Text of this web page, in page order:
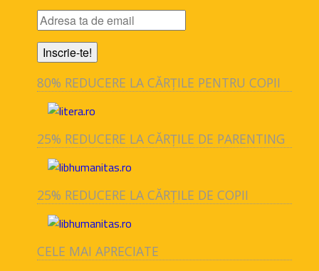
80% REDUCERE LA CĂRȚILE PENTRU COPII
25% REDUCERE LA CĂRȚILE DE PARENTING
25% REDUCERE LA CĂRȚILE DE COPII
CELE MAI APRECIATE